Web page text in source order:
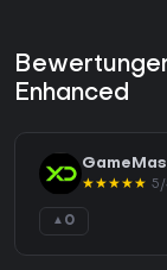
Enhanced
★★★★★ 5/
▲ 0